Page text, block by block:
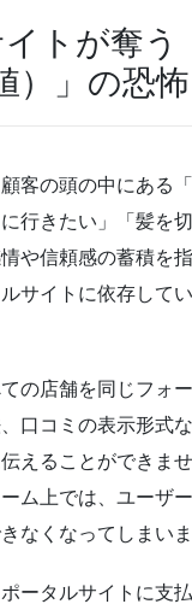
トが奪
）」の恐怖
客の頭の中にある
行きたい」「髪を
や信頼感の蓄積を指
サイトに依存して
の店舗を同じフォ
口コミの表示形式
えることができませ
ム上では、ユーザ
なくなってしまいま
ータルサイトに支